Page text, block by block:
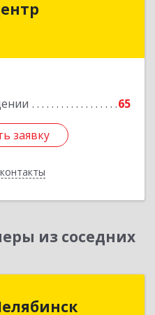
65
заявку
Златоуст г, Мира пр-
заявку
из соседних
Бит, Челябинск